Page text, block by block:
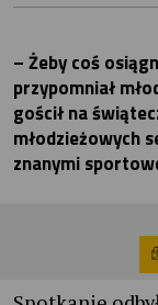
– Żeby coś
przypomniał
gościł na
młodzieżowych
znanymi